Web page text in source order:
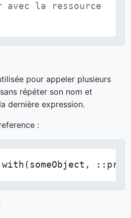
la ressource
pour appeler plusieurs
répéter son nom et
dernière expression.
: